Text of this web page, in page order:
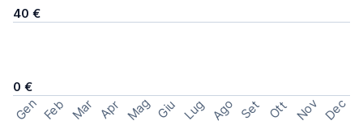
40 €
0 €
Gen Feb Mar Apr Mag Giu Lug Ago Set Ott Nov Dec